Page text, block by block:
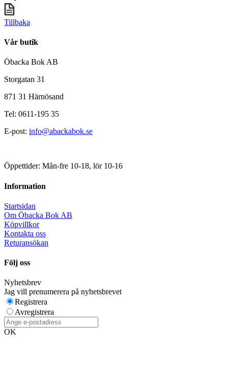
Tillbaka
Vår butik
Öbacka Bok AB
Storgatan 31
871 31 Härnösand
Tel: 0611-195 35
E-post: info@abackabok.se
Öppettider: Mån-fre 10-18, lör 10-16
Information
Startsidan
Om Öbacka Bok AB
Köpvillkor
Kontakta oss
Returansökan
Följ oss
Nyhetsbrev
Jag vill prenumerera på nyhetsbrevet
Registrera
Avregistrera
OK